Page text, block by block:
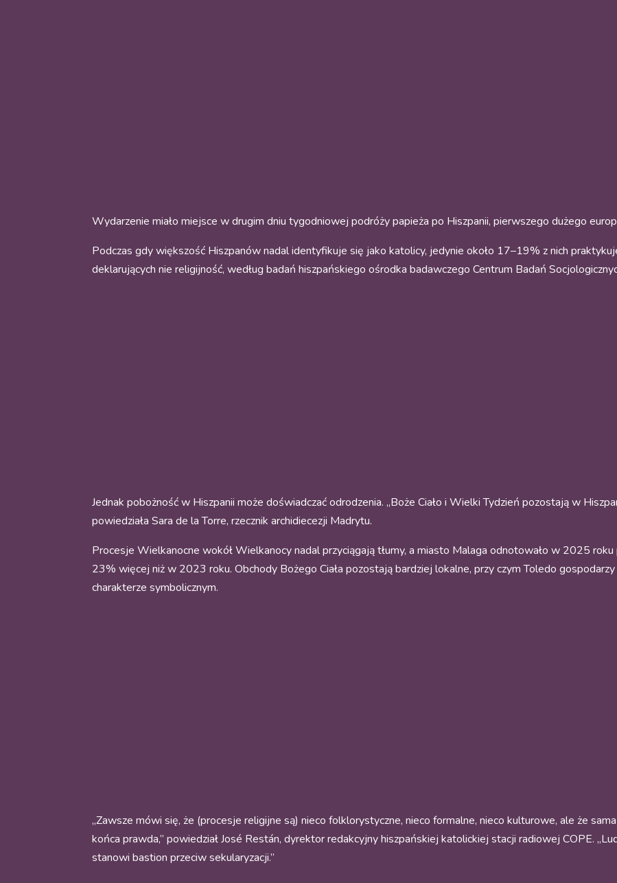
Wydarzenie miało miejsce w drugim dniu tygodniowej podróży papieża po Hiszpanii, pierwszego dużego
Podczas gdy większość Hiszpanów nadal identyfikuje się jako katolicy, jedynie około 17–19% z nich
deklarujących nie religijność, według badań hiszpańskiego ośrodka badawczego Centrum Badań
Jednak pobożność w Hiszpanii może doświadczać odrodzenia. „Boże Ciało i Wielki Tydzień pozostają w
powiedziała Sara de la Torre, rzecznik archidiecezji Madrytu.
Procesje Wielkanocne wokół Wielkanocy nadal przyciągają tłumy, a miasto Malaga odnotowało w 2025
23% więcej niż w 2023 roku. Obchody Bożego Ciała pozostają bardziej lokalne, przy czym Toledo
charakterze symbolicznym.
„Zawsze mówi się, że (procesje religijne są) nieco folklorystyczne, nieco formalne, nieco kulturowe, ale że
końca prawda,” powiedział José Restán, dyrektor redakcyjny hiszpańskiej katolickiej stacji radiowej COPE.
stanowi bastion przeciw sekularyzacji.”